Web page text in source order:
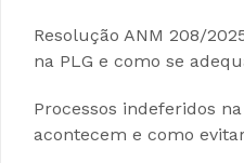
Resolução ANM 208/
na PLG e como se
Processos indeferidos
acontecem e como